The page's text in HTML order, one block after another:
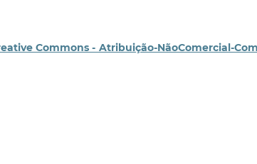
Commons - Atribuição-NãoComercial-